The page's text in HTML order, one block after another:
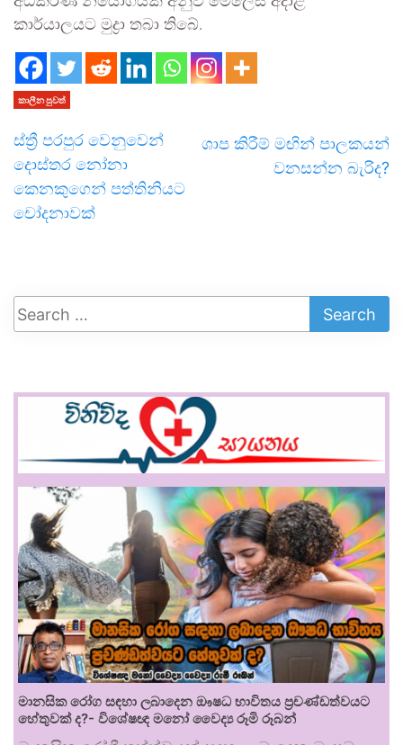
කාර්යාලයට මුද්‍රා තබා තිබේ.
කාලීන පුවත්
ස්ත්‍රී පරපුර වෙනුවෙන්
දොස්තර නෝනා
කෙනකුගෙන් පත්තිනියට
චෝදනාවක්
ශාප කිරීම් මඟින් පාලකයන්
වනසන්න බැරිද?
මානසික රෝග සඳහා ලබාදෙන ඖෂධ භාවිතය ප්‍රචණ්ඩත්වයට
හේතුවක් ද?- විශේෂඥ මනෝ වෛද්‍ය රූමි රූබන්